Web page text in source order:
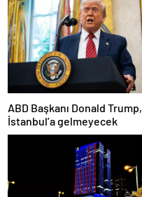
ABD Başkanı Donald Trump,
İstanbul’a gelmeyecek